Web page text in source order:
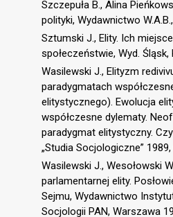
Szczepuła B., Alina
polityki, Wydawnictwo
Sztumski J., Elity. Ich
społeczeństwie, Wyd.
Wasilewski J., Elityzm
paradygmatach
elitystycznego). Ewolucja
współczesne dylematy.
paradygmat elitystyczny.
„Studia Socjologiczne” 1989,
Wasilewski J., Wesołowski
parlamentarnej elity.
Sejmu, Wydawnictwo
Socjologii PAN, Warszawa